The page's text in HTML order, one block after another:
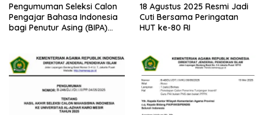
Pengumuman Seleksi Calon
Pengajar Bahasa Indonesia
bagi Penutur Asing (BIPA)
18 Agustus 2025 Resmi Jadi
Cuti Bersama Peringatan
HUT ke-80 RI